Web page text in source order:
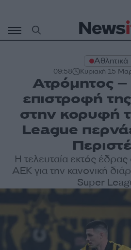
περιεχόμενο
Αθλητικά
09:58 Κυριακή 15
Ατρόμητος
επιστροφή
στην κορυφή
League
Η τελευταία εκτός
ΑΕΚ για την κανονική
Super